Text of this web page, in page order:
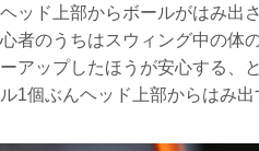
ッド上部からボールがはみ出
者のうちはスウィング中の体
アップしたほうが安心する、
1個ぶんヘッド上部からはみ出